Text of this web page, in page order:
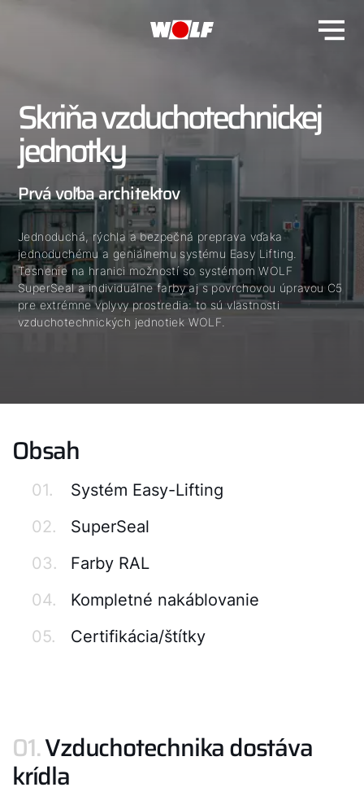
Skriňa vzduchotechnickej
jednotky
Prvá voľba architektov
Jednoduchá, rýchla a bezpečná preprava vďaka
jednoduchému a geniálnemu systému Easy Lifting.
Tesnenie na hranici možností so systémom WOLF
SuperSeal a individuálne farby aj s povrchovou úpravou C5
pre extrémne vplyvy prostredia: to sú vlastnosti
vzduchotechnických jednotiek WOLF.
Obsah
01.
Systém Easy-Lifting
02.
SuperSeal
03.
Farby RAL
04.
Kompletné nakáblovanie
05.
Certifikácia/štítky
01.Vzduchotechnika dostáva
krídla